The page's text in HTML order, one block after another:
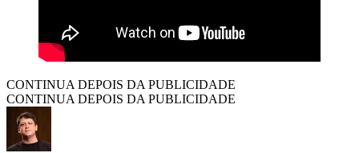
CONTINUA DEPOIS DA PUBLICIDADE
CONTINUA DEPOIS DA PUBLICIDADE